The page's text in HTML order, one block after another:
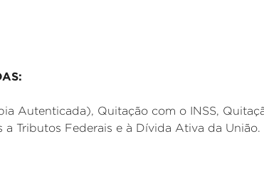
Autenticada), Quitação com o INSS,
a Tributos Federais e à Dívida Ativa da União.